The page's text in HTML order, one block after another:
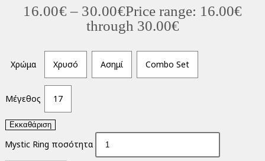
16.00€ – 30.00€Price range: 16.00€
through 30.00€
Χρώμα Χρυσό Ασημί Combo Set
Μέγεθος 17
Εκκαθάριση
Mystic Ring ποσότητα